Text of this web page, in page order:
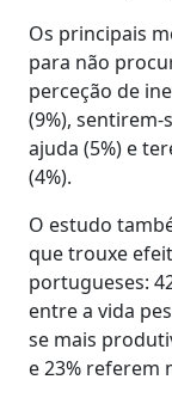
Os principais
para não
perceção de
(9%),
ajuda (5%) e
(4%).
O estudo
que trouxe
portugueses:
entre a vida
se mais
e 23% referem